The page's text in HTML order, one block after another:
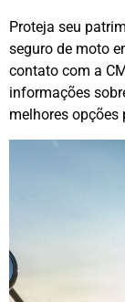
Proteja seu
seguro de moto
contato com a
informações
melhores opções